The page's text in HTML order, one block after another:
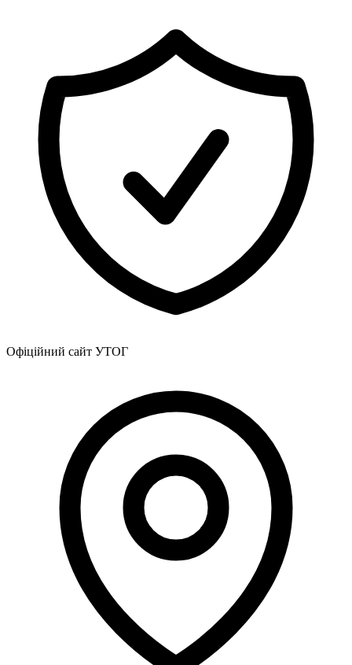
Вінницька область
Волинська область
Дніпропетровська область
Донецька область
Закарпатська область
Запорізька область
Івано-Франківська область
Київ
Київська область
Кіровоградська область
Миколаївська область
Одеська область
Полтавська область
Рівненська область
Тернопільська область
Хмельницька область
Черкаська область
Чернівецька область
Чернігівська область
Особи відповідальні за контактування з
питань укладення договорів
Вивчаємо жестову мову
Дитяча сторінка
Новини про жестову мову
Ресурс для вивчення жестових мов різних країн
ЦУЖМ
Проєкт "Жестова мова для поліцейських"
Про шахрайські схеми
ВІКТОРИНА
На допомогу військовим
Медична термінологія жестовою мовою
Офіційний сайт УТОГ